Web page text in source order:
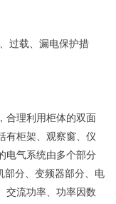
过载、漏电保护措
合理利用柜体的双面
有柜架、观察窗、仪
电气系统由多个部分
部分、变频器部分、电
交流功率、功率因数